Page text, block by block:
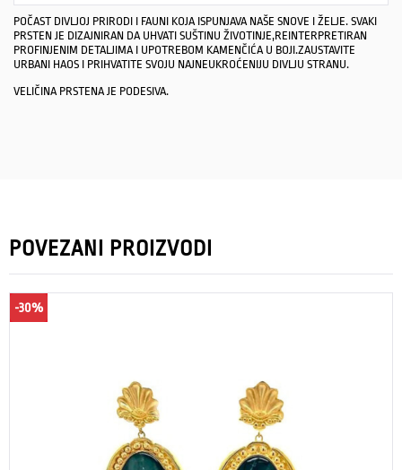
POČAST DIVLJOJ PRIRODI I FAUNI KOJA ISPUNJAVA NAŠE SNOVE I ŽELJE. SVAKI
PRSTEN JE DIZAJNIRAN DA UHVATI SUŠTINU ŽIVOTINJE,REINTERPRETIRAN
PROFINJENIM DETALJIMA I UPOTREBOM KAMENČIĆA U BOJI.ZAUSTAVITE
URBANI HAOS I PRIHVATITE SVOJU NAJNEUKROĆENIJU DIVLJU STRANU.
VELIČINA PRSTENA JE PODESIVA.
POVEZANI PROIZVODI
-30%